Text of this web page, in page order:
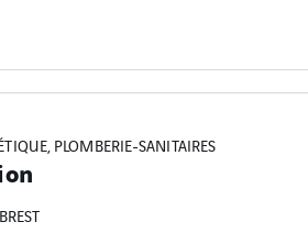
PLOMBERIE-SANITAIRES